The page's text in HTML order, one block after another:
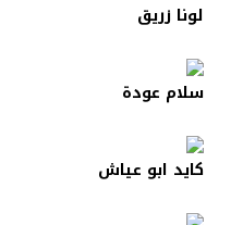
لونا زريق
سلام عودة
كايد ابو عياش